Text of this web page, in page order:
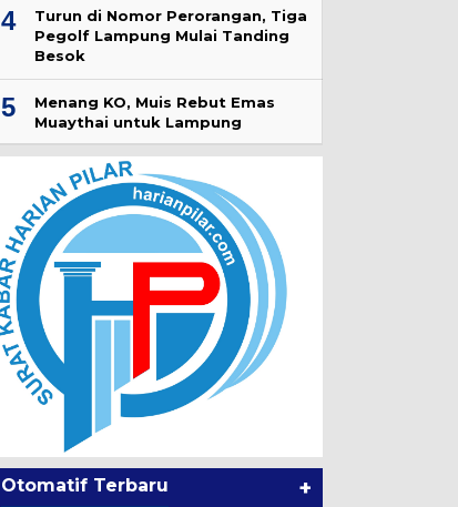
4
Turun di Nomor Perorangan, Tiga
Pegolf Lampung Mulai Tanding
Besok
5
Menang KO, Muis Rebut Emas
Muaythai untuk Lampung
Otomatif Terbaru +